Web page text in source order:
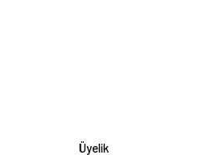
Üyelik